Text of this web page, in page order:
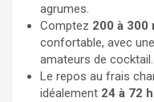
agrumes.
Comptez 200 à 300
confortable, avec
amateurs de cocktail.
Le repos au frais
idéalement 24 à 72